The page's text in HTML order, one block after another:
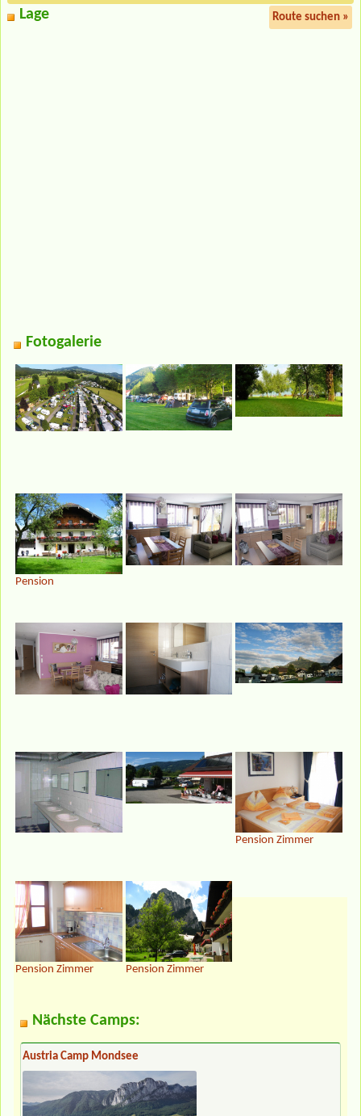
Lage Route suchen »
Fotogalerie
Pension
Pension Zimmer
Pension Zimmer Pension Zimmer
Nächste Camps:
Austria Camp Mondsee